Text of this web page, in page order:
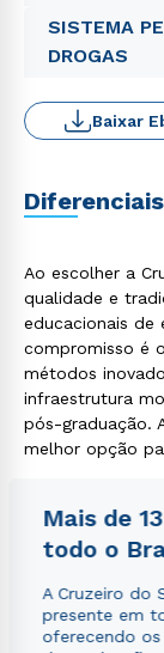
SISTEMA
DROGAS
Baixar
Ao escolher a
qualidade e
educacionais de
compromisso é
métodos
infraestrutura
pós-graduação.
melhor opção
Mais de
todo o
A Cruzeiro do
presente em
oferecendo
envio de